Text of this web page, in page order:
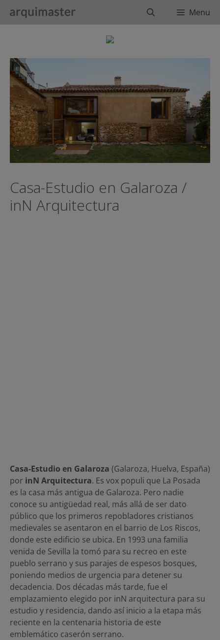
BuscarMenu
Casa-Estudio en Galaroza /
inN Arquitectura
Casa-Estudio en Galaroza (Galaroza, Huelva, España)
por inN Arquitectura. Es vox populi que La Posada
es la casa más antigua de Galaroza. Pero nadie
conoce su antigüedad real, más allá de ser dato
público que los primeros repobladores cristianos
medievales se asentaron en el barrio de Los Riscos,
donde este edificio se ubica. En 1993 una familia
venida de Sevilla la tomó para su recreo en este
pueblo serrano y sus parajes de espesos bosques,
poniendo medios de urgencia para detener su
decadencia. Dos décadas más tarde, fue el
emplazamiento elegido por inN arquitectura para su
estudio y residencia, dando así inicio a la etapa más
reciente en la centenaria historia de este
emblemático caserón serrano.